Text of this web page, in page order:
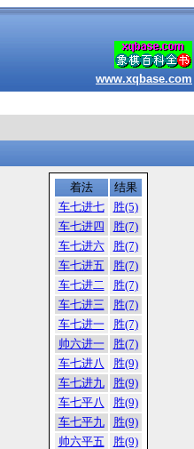
www.xqbase.com
着法
结果
车七进七
胜(5)
车七进四
胜(7)
车七进六
胜(7)
车七进五
胜(7)
车七进二
胜(7)
车七进三
胜(7)
车七进一
胜(7)
帅六进一
胜(7)
车七进八
胜(9)
车七进九
胜(9)
车七平八
胜(9)
车七平九
胜(9)
帅六平五
胜(9)